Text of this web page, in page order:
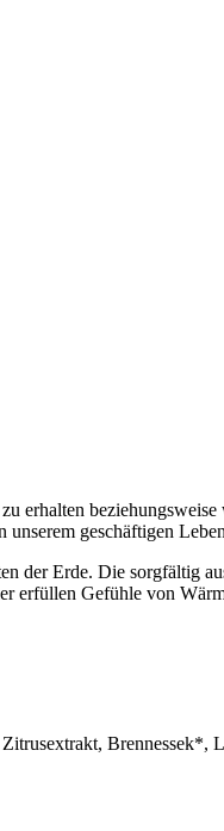
erhalten beziehungsweise
unserem geschäftigen
der Erde. Die sorgfältig
erfüllen Gefühle von
Brennessek*,